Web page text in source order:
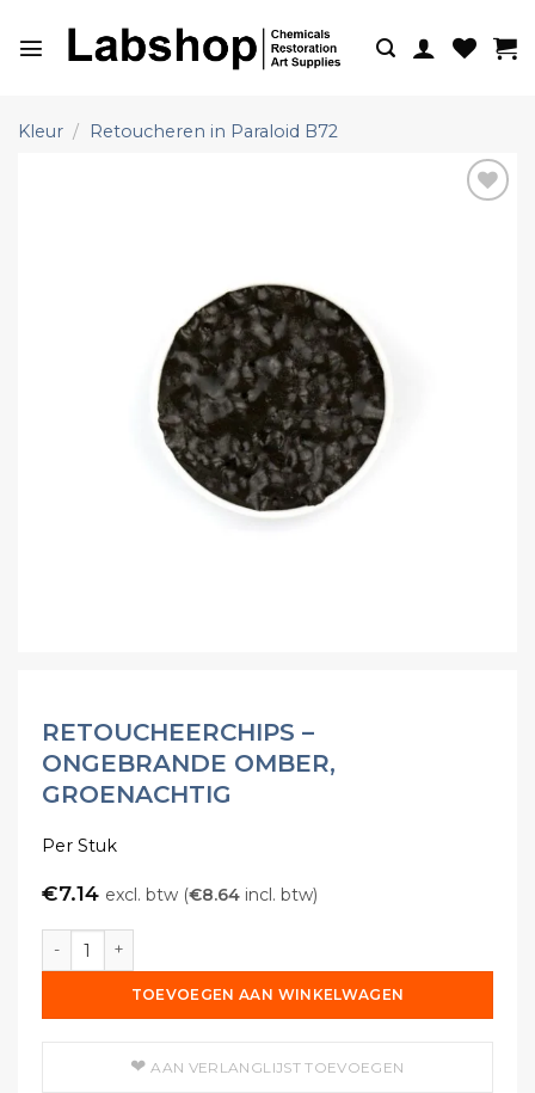
naar
Kleur / Retoucheren in Paraloid B72
RETOUCHEERCHIPS –
ONGEBRANDE OMBER,
GROENACHTIG
Per Stuk
€7.14 excl. btw (€8.64 incl. btw)
Retoucheerchips - Ongebrande Omber, Groenachtig
TOEVOEGEN AAN WINKELWAGEN
AAN VERLANGLIJST TOEVOEGEN